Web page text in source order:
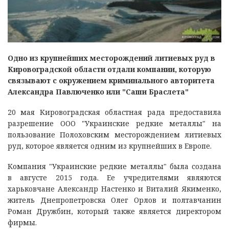
Одно из крупнейших месторождений литиевых руд в
Кировоградской области отдали компании, которую
связывают с окружением криминального авторитета
Александра Павлюченко или "Саши Браслета"
20 мая Кировоградская областная рада предоставила
разрешение ООО "Украинские редкие металлы" на
пользование Полоховским месторождением литиевых
руд, которое является одним из крупнейших в Европе.
Компания "Украинские редкие металлы" была создана
в августе 2015 года. Ее учредителями являются
харьковчане Александр Настенко и Виталий Якименко,
житель Днепропетровска Олег Орлов и полтавчанин
Роман Дружбин, который также является директором
фирмы.